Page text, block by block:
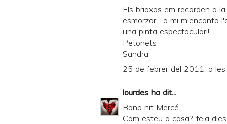
Els brioxos em recorden a
esmorzar... a mi m'encanta
una pinta espectacular!!
Petonets
Sandra
25 de febrer del 2011, a
lourdes ha dit...
Bona nit Mercé.
Com esteu a casa?, feia